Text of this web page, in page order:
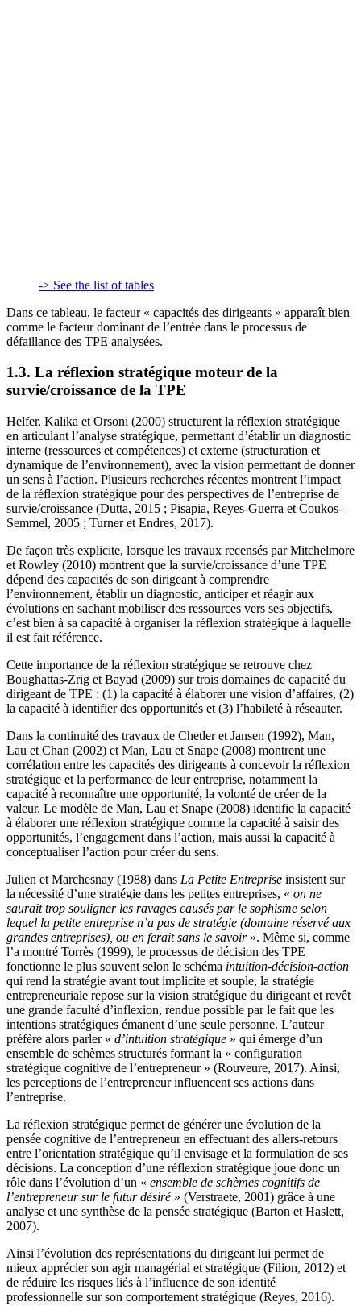
-> See the list of tables
Dans ce tableau, le facteur « capacités des dirigeants » apparaît bien
comme le facteur dominant de l’entrée dans le processus de
défaillance des TPE analysées.
1.3. La réflexion stratégique moteur de la
survie/croissance de la TPE
Helfer, Kalika et Orsoni (2000) structurent la réflexion stratégique
en articulant l’analyse stratégique, permettant d’établir un diagnostic
interne (ressources et compétences) et externe (structuration et
dynamique de l’environnement), avec la vision permettant de donner
un sens à l’action. Plusieurs recherches récentes montrent l’impact
de la réflexion stratégique pour des perspectives de l’entreprise de
survie/croissance (Dutta, 2015 ; Pisapia, Reyes-Guerra et Coukos-
Semmel, 2005 ; Turner et Endres, 2017).
De façon très explicite, lorsque les travaux recensés par Mitchelmore
et Rowley (2010) montrent que la survie/croissance d’une TPE
dépend des capacités de son dirigeant à comprendre
l’environnement, établir un diagnostic, anticiper et réagir aux
évolutions en sachant mobiliser des ressources vers ses objectifs,
c’est bien à sa capacité à organiser la réflexion stratégique à laquelle
il est fait référence.
Cette importance de la réflexion stratégique se retrouve chez
Boughattas-Zrig et Bayad (2009) sur trois domaines de capacité du
dirigeant de TPE : (1) la capacité à élaborer une vision d’affaires, (2)
la capacité à identifier des opportunités et (3) l’habileté à réseauter.
Dans la continuité des travaux de Chetler et Jansen (1992), Man,
Lau et Chan (2002) et Man, Lau et Snape (2008) montrent une
corrélation entre les capacités des dirigeants à concevoir la réflexion
stratégique et la performance de leur entreprise, notamment la
capacité à reconnaître une opportunité, la volonté de créer de la
valeur. Le modèle de Man, Lau et Snape (2008) identifie la capacité
à élaborer une réflexion stratégique comme la capacité à saisir des
opportunités, l’engagement dans l’action, mais aussi la capacité à
conceptualiser l’action pour créer du sens.
Julien et Marchesnay (1988) dans La Petite Entreprise insistent sur
la nécessité d’une stratégie dans les petites entreprises, « on ne
saurait trop souligner les ravages causés par le sophisme selon
lequel la petite entreprise n’a pas de stratégie (domaine réservé aux
grandes entreprises), ou en ferait sans le savoir». Même si, comme
l’a montré Torrès (1999), le processus de décision des TPE
fonctionne le plus souvent selon le schéma intuition-décision-action
qui rend la stratégie avant tout implicite et souple, la stratégie
entrepreneuriale repose sur la vision stratégique du dirigeant et revêt
une grande faculté d’inflexion, rendue possible par le fait que les
intentions stratégiques émanent d’une seule personne. L’auteur
préfère alors parler « d’intuition stratégique » qui émerge d’un
ensemble de schèmes structurés formant la « configuration
stratégique cognitive de l’entrepreneur » (Rouveure, 2017). Ainsi,
les perceptions de l’entrepreneur influencent ses actions dans
l’entreprise.
La réflexion stratégique permet de générer une évolution de la
pensée cognitive de l’entrepreneur en effectuant des allers-retours
entre l’orientation stratégique qu’il envisage et la formulation de ses
décisions. La conception d’une réflexion stratégique joue donc un
rôle dans l’évolution d’un « ensemble de schèmes cognitifs de
l’entrepreneur sur le futur désiré» (Verstraete, 2001) grâce à une
analyse et une synthèse de la pensée stratégique (Barton et Haslett,
2007).
Ainsi l’évolution des représentations du dirigeant lui permet de
mieux apprécier son agir managérial et stratégique (Filion, 2012) et
de réduire les risques liés à l’influence de son identité
professionnelle sur son comportement stratégique (Reyes, 2016).